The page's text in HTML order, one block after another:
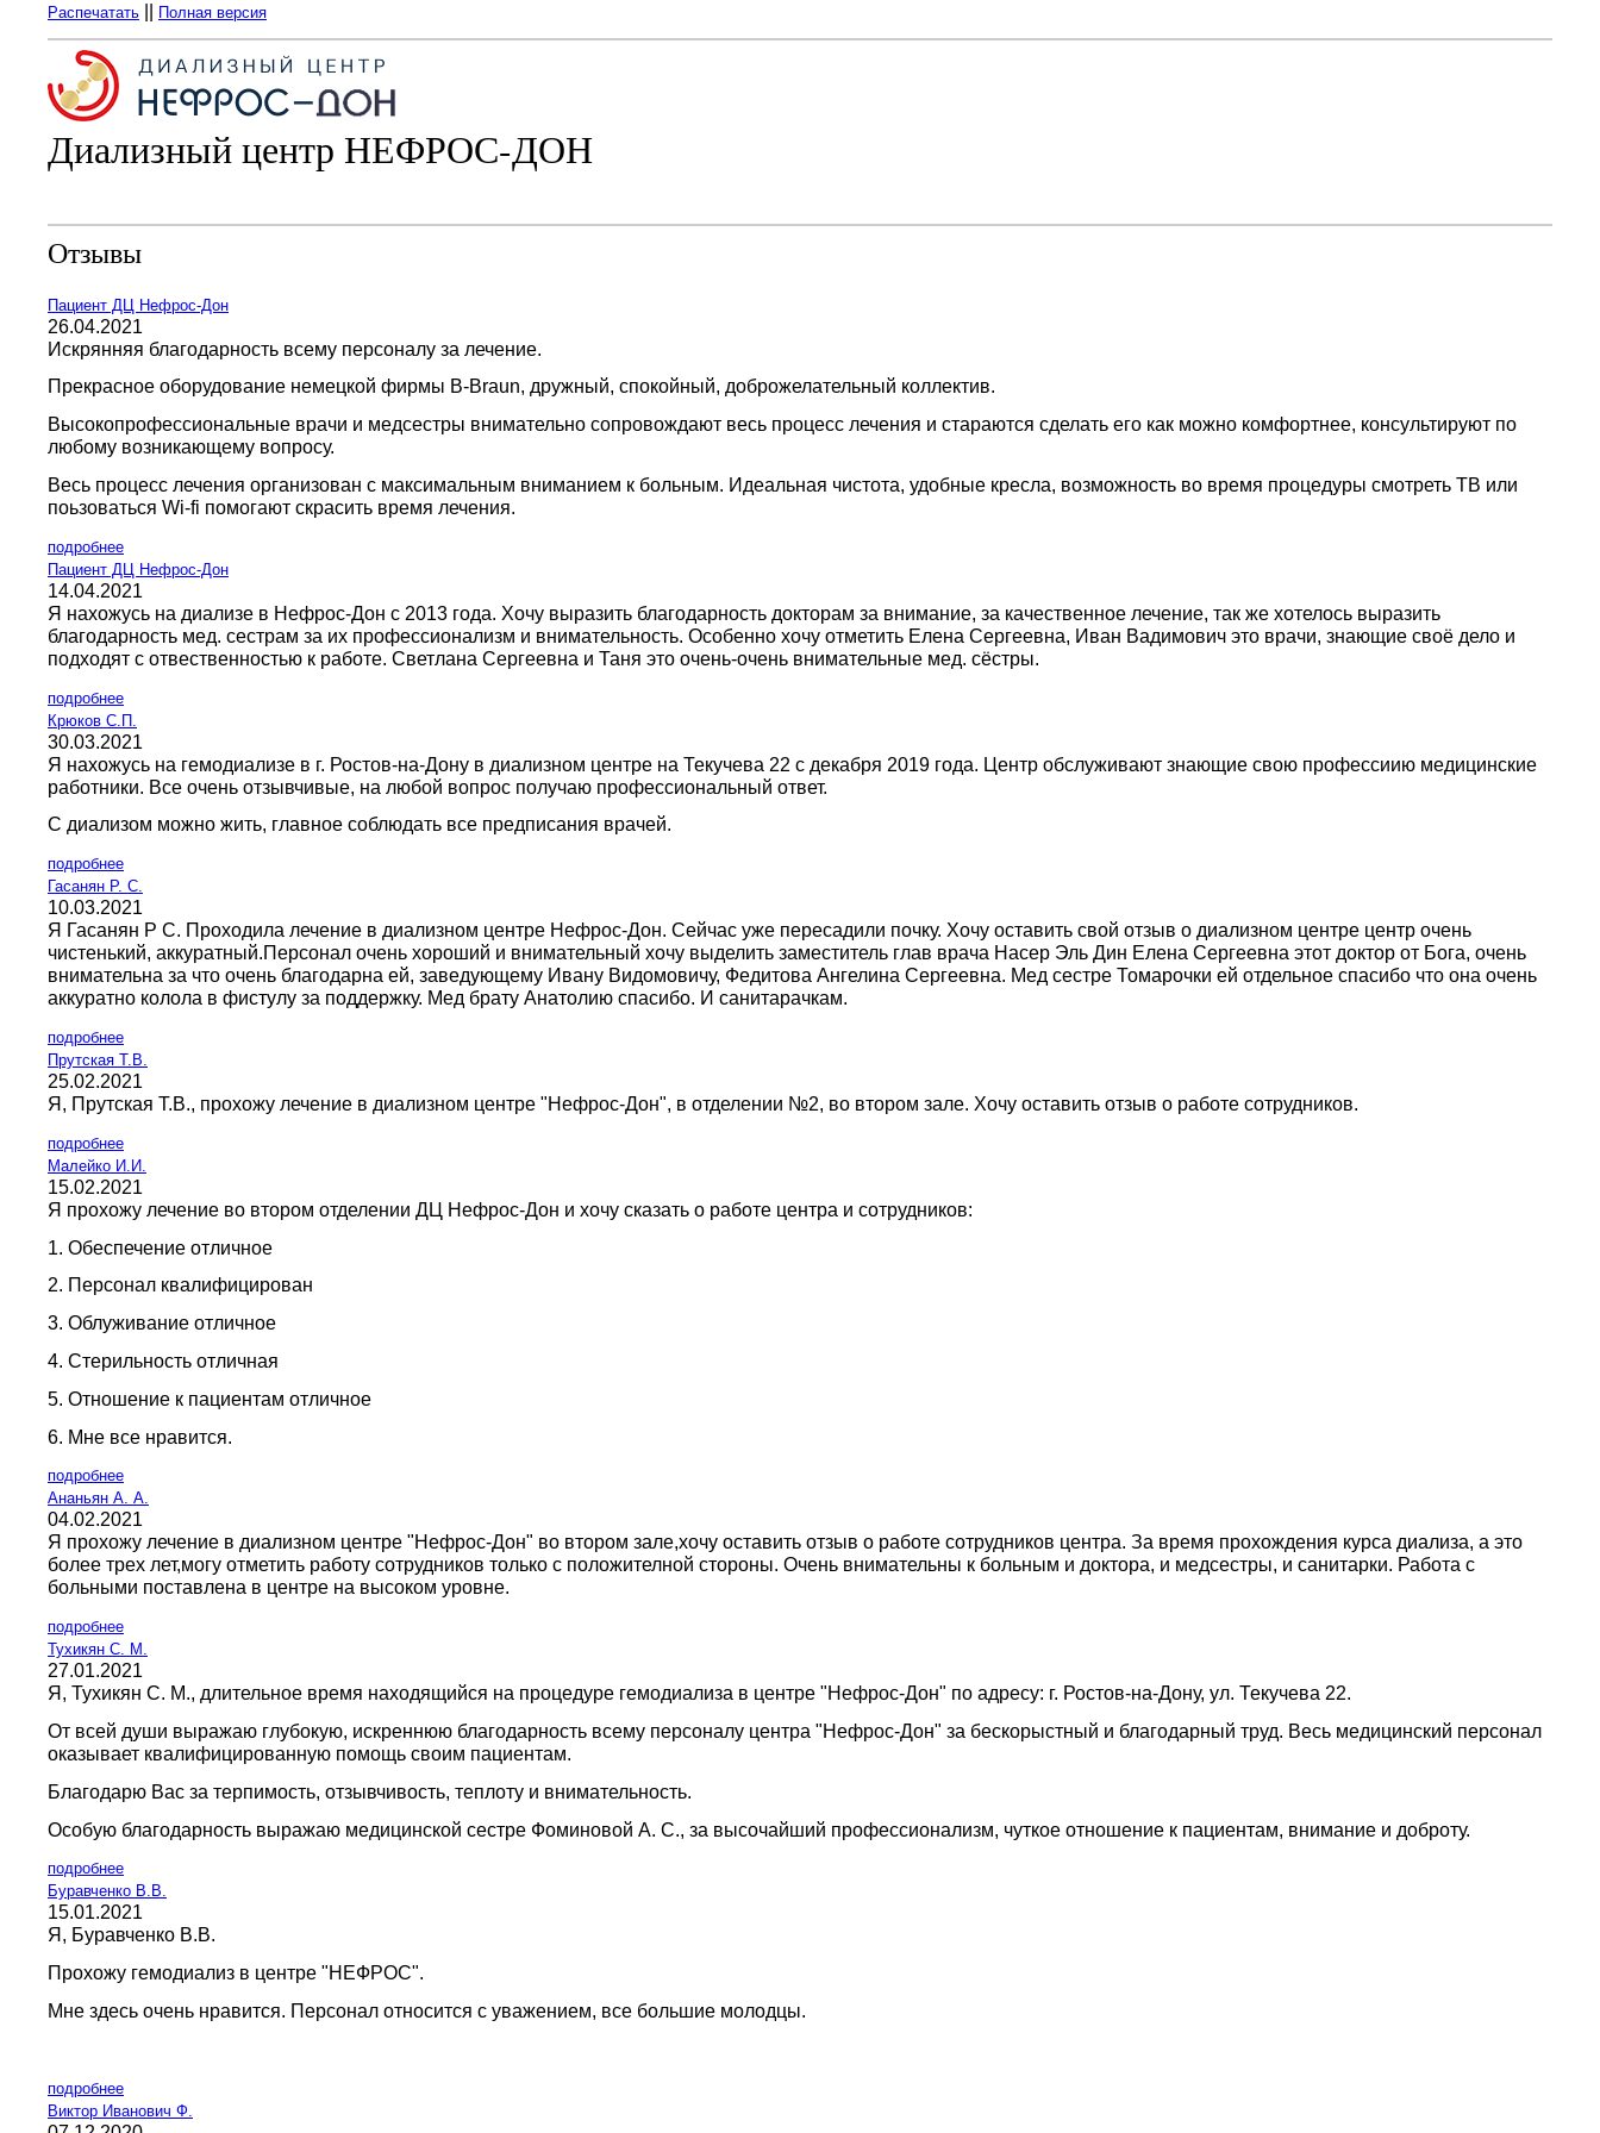
Распечатать Полная версия
Диализный центр НЕФРОС-ДОН
Отзывы
Пациент ДЦ Нефрос-Дон
26.04.2021
Искрянняя благодарность всему персоналу за лечение.
Прекрасное оборудование немецкой фирмы B-Braun, дружный, спокойный, доброжелательный коллектив.
Высокопрофессиональные врачи и медсестры внимательно сопровождают весь процесс лечения и стараются сделать его как можно комфортнее, консультируют по
любому возникающему вопросу.
Весь процесс лечения организован с максимальным вниманием к больным. Идеальная чистота, удобные кресла, возможность во время процедуры смотреть ТВ или
поьзоваться Wi-fi помогают скрасить время лечения.
подробнее
Пациент ДЦ Нефрос-Дон
14.04.2021
Я нахожусь на диализе в Нефрос-Дон с 2013 года. Хочу выразить благодарность докторам за внимание, за качественное лечение, так же хотелось выразить
благодарность мед. сестрам за их профессионализм и внимательность. Особенно хочу отметить Елена Сергеевна, Иван Вадимович это врачи, знающие своё дело и
подходят с отвественностью к работе. Светлана Сергеевна и Таня это очень-очень внимательные мед. сёстры.
подробнее
Крюков С.П.
30.03.2021
Я нахожусь на гемодиализе в г. Ростов-на-Дону в диализном центре на Текучева 22 с декабря 2019 года. Центр обслуживают знающие свою профессиию медицинские
работники. Все очень отзывчивые, на любой вопрос получаю профессиональный ответ.
С диализом можно жить, главное соблюдать все предписания врачей.
подробнее
Гасанян Р. С.
10.03.2021
Я Гасанян Р С. Проходила лечение в диализном центре Нефрос-Дон. Сейчас уже пересадили почку. Хочу оставить свой отзыв о диализном центре центр очень
чистенький, аккуратный.Персонал очень хороший и внимательный хочу выделить заместитель глав врача Насер Эль Дин Елена Сергеевна этот доктор от Бога, очень
внимательна за что очень благодарна ей, заведующему Ивану Видомовичу, Федитова Ангелина Сергеевна. Мед сестре Томарочки ей отдельное спасибо что она очень
аккуратно колола в фистулу за поддержку. Мед брату Анатолию спасибо. И санитарачкам.
подробнее
Прутская Т.В.
25.02.2021
Я, Прутская Т.В., прохожу лечение в диализном центре "Нефрос-Дон", в отделении №2, во втором зале. Хочу оставить отзыв о работе сотрудников.
подробнее
Малейко И.И.
15.02.2021
Я прохожу лечение во втором отделении ДЦ Нефрос-Дон и хочу сказать о работе центра и сотрудников:
1. Обеспечение отличное
2. Персонал квалифицирован
3. Облуживание отличное
4. Стерильность отличная
5. Отношение к пациентам отличное
6. Мне все нравится.
подробнее
Ананьян А. А.
04.02.2021
Я прохожу лечение в диализном центре "Нефрос-Дон" во втором зале,хочу оставить отзыв о работе сотрудников центра. За время прохождения курса диализа, а это
более трех лет,могу отметить работу сотрудников только с положителной стороны. Очень внимательны к больным и доктора, и медсестры, и санитарки. Работа с
больными поставлена в центре на высоком уровне.
подробнее
Тухикян С. М.
27.01.2021
Я, Тухикян С. М., длительное время находящийся на процедуре гемодиализа в центре "Нефрос-Дон" по адресу: г. Ростов-на-Дону, ул. Текучева 22.
От всей души выражаю глубокую, искреннюю благодарность всему персоналу центра "Нефрос-Дон" за бескорыстный и благодарный труд. Весь медицинский персонал
оказывает квалифицированную помощь своим пациентам.
Благодарю Вас за терпимость, отзывчивость, теплоту и внимательность.
Особую благодарность выражаю медицинской сестре Фоминовой А. С., за высочайший профессионализм, чуткое отношение к пациентам, внимание и доброту.
подробнее
Буравченко В.В.
15.01.2021
Я, Буравченко В.В.
Прохожу гемодиализ в центре "НЕФРОС".
Мне здесь очень нравится. Персонал относится с уважением, все большие молодцы.
подробнее
Виктор Иванович Ф.